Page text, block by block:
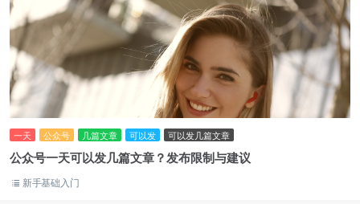
一天 公众号 几篇文章 可以发 可以发几篇文章
公众号一天可以发几篇文章？发布限制与建议
新手基础入门